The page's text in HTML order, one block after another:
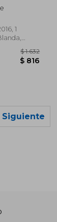
Inglés)
1
Siguiente